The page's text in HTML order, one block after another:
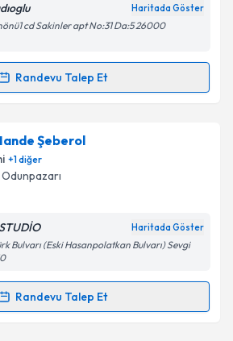
işlenmesine ilişkinAydınlatma
ve kişisel verilerimin belirtilen
işlenmesini kabul ediyorum.
Talebini Gönder
Haritada Göster
cd Sakinler apt No:31 Da:5 26000
Randevu Talep Et
Talebi
için randevu takvimi talebi
uzmandan randevu almanız için bir
e-posta ile bilgilendireceğiz.
işlenmesine ilişkinAydınlatma
ve kişisel verilerimin belirtilen
işlenmesini kabul ediyorum.
Şeberol
+1diğer
Odunpazarı
Haritada Göster
Bulvarı (Eski Hasanpolatkan Bulvarı) Sevgi
Randevu Talep Et
Talebi